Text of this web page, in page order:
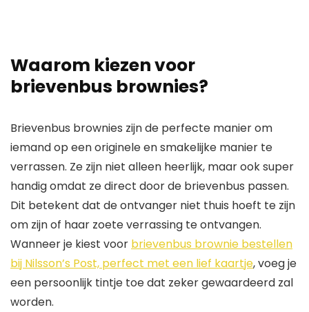
Waarom kiezen voor
brievenbus brownies?
Brievenbus brownies zijn de perfecte manier om
iemand op een originele en smakelijke manier te
verrassen. Ze zijn niet alleen heerlijk, maar ook super
handig omdat ze direct door de brievenbus passen.
Dit betekent dat de ontvanger niet thuis hoeft te zijn
om zijn of haar zoete verrassing te ontvangen.
Wanneer je kiest voor brievenbus brownie bestellen
bij Nilsson’s Post, perfect met een lief kaartje, voeg je
een persoonlijk tintje toe dat zeker gewaardeerd zal
worden.